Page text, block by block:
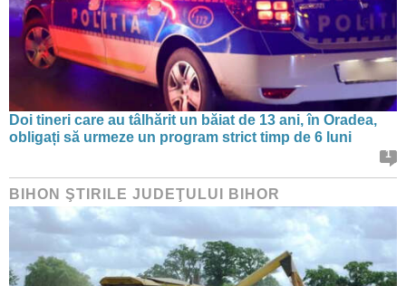
Doi tineri care au tâlhărit un băiat de 13 ani, în Oradea,
obligați să urmeze un program strict timp de 6 luni
1
BIHON ŞTIRILE JUDEŢULUI BIHOR